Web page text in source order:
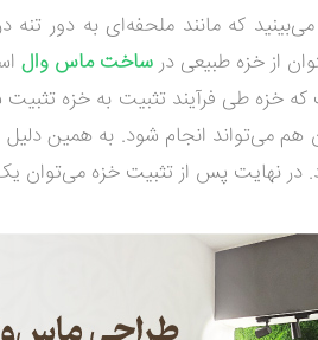
که مانند ملحفه‌ای به دور
از خزه‌ طبیعی درساخت ماس وال
خزه طی فرآیند تثبیت به خزه
هم می‌تواند انجام شود. به همین
در نهایت پس از تثبیت خزه می‌توان